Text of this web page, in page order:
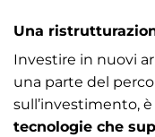
Una
Investire in nuovi
una parte del
sull’investimento,
tecnologie che